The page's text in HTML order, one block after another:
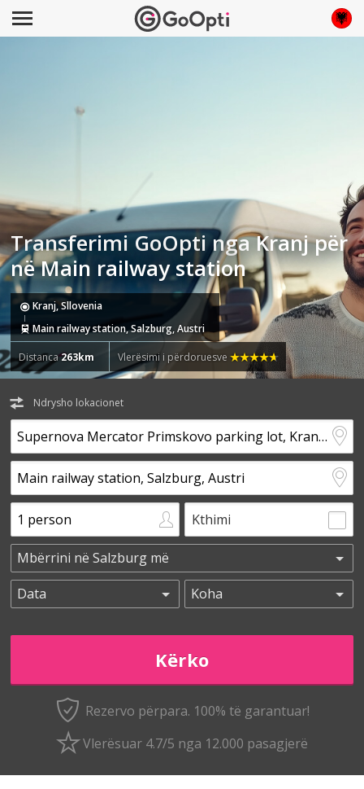
Transferimi GoOpti nga Kranj për
në Main railway station
Kranj, Sllovenia
Main railway station, Salzburg, Austri
Distanca263km Vlerësimi i përdoruesve
Ndrysho lokacionet
Kthimi
Rezervo përpara. 100% të garantuar!
Vlerësuar 4.7/5 nga 12.000 pasagjerë